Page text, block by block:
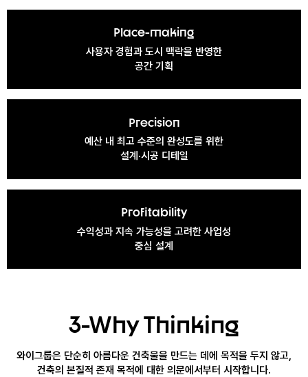
Place-making
사용자 경험과 도시 맥락을 반영한
공간 기획
Precision
예산 내 최고 수준의 완성도를 위한
설계·시공 디테일
Profitability
수익성과 지속 가능성을 고려한 사업성
중심 설계
3-Why Thinking
와이그룹은 단순히 아름다운 건축물을 만드는 데에 목적을 두지 않고,
건축의 본질적 존재 목적에 대한 의문에서부터 시작합니다.